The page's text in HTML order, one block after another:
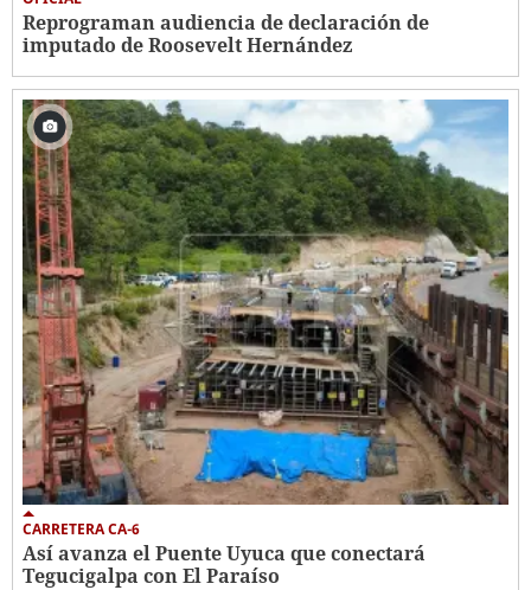
Reprograman audiencia de declaración de
imputado de Roosevelt Hernández
CARRETERA CA-6
Así avanza el Puente Uyuca que conectará
Tegucigalpa con El Paraíso